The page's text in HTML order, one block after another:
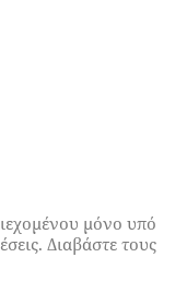
μόνο υπό
Διαβάστε τους